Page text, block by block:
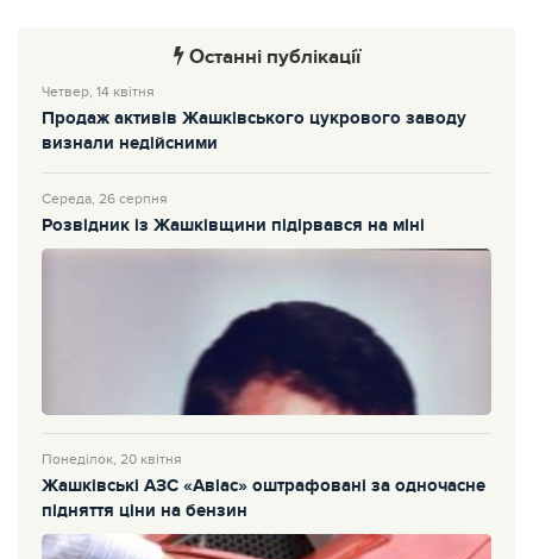
Останні публікації
Четвер, 14 квітня
Продаж активів Жашківського цукрового заводу
визнали недійсними
Середа, 26 серпня
Розвідник із Жашківщини підірвався на міні
Понеділок, 20 квітня
Жашківські АЗС «Авіас» оштрафовані за одночасне
підняття ціни на бензин